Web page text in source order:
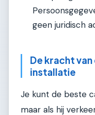
geen juridisch
De kracht
installatie
Je kunt de beste
maar als hij